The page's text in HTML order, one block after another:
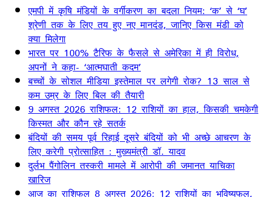
एमपी में कृषि मंडियों के वर्गीकरण का बदला नियम: ‘क’ से ‘घ’
श्रेणी तक के लिए तय हुए नए मानदंड, जानिए किस मंडी को
क्या मिलेगा
भारत पर 100% टैरिफ के फैसले से अमेरिका में ही विरोध,
अपनों ने कहा- ‘आत्मघाती कदम’
बच्चों के सोशल मीडिया इस्तेमाल पर लगेगी रोक? 13 साल से
कम उम्र के लिए बिल की तैयारी
9 अगस्त 2026 राशिफल: 12 राशियों का हाल, किसकी चमकेगी
किस्मत और कौन रहे सतर्क
बंदियों की समय पूर्व रिहाई दूसरे बंदियों को भी अच्छे आचरण के
लिए करेगी प्रोत्साहित : मुख्यमंत्री डॉ. यादव
दुर्लभ पैंगोलिन तस्करी मामले में आरोपी की जमानत याचिका
खारिज